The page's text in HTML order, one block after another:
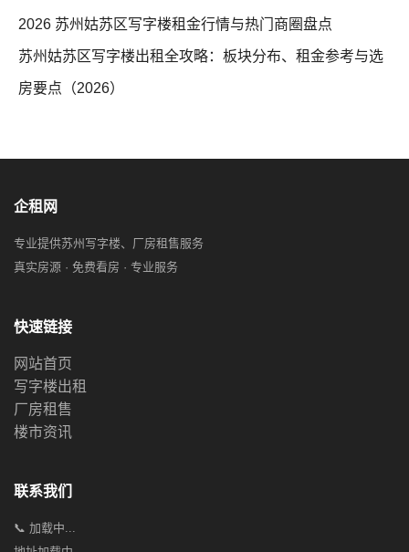
2026 苏州姑苏区写字楼租金行情与热门商圈盘点
苏州姑苏区写字楼出租全攻略：板块分布、租金参考与选
房要点（2026）
企租网
专业提供苏州写字楼、厂房租售服务
真实房源 · 免费看房 · 专业服务
快速链接
网站首页
写字楼出租
厂房租售
楼市资讯
联系我们
📞 加载中...